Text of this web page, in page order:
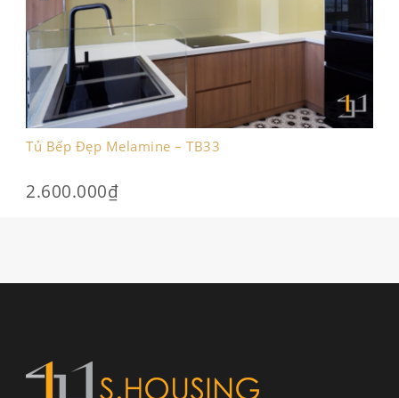
Tủ Bếp Đẹp Melamine – TB33
2.600.000₫